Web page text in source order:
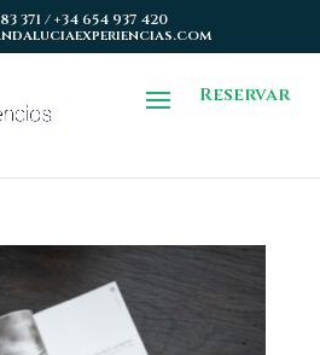
371 / +34 654 937 420
Reservar